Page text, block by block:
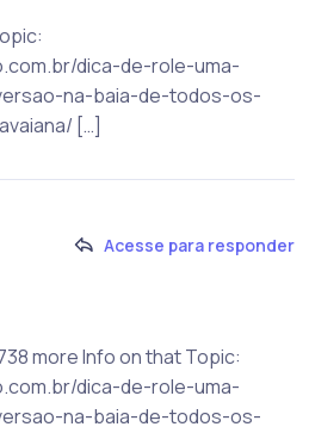
dica-de-role-uma-
na-baia-de-todos-os-
[…]
Acesse para responder
more Info on that Topic:
dica-de-role-uma-
na-baia-de-todos-os-